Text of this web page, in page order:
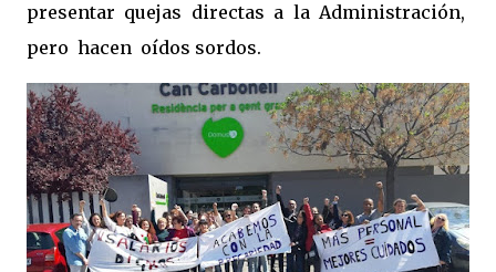
presentar quejas directas a la Administración,
pero hacen oídos sordos.